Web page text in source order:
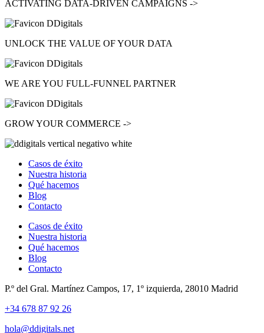
ACTIVATING DATA-DRIVEN CAMPAIGNS ->
UNLOCK THE VALUE OF YOUR DATA
WE ARE YOU FULL-FUNNEL PARTNER
GROWYOUR COMMERCE ->
Casos de éxito
Nuestra historia
Qué hacemos
Blog
Contacto
Casos de éxito
Nuestra historia
Qué hacemos
Blog
Contacto
P.º del Gral. Martínez Campos, 17, 1º izquierda, 28010 Madrid
+34 678 87 92 26
hola@ddigitals.net